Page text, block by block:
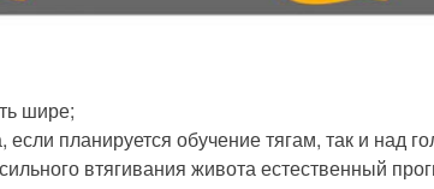
шире;
планируется обучение тягам, так и над
втягивания живота естественный